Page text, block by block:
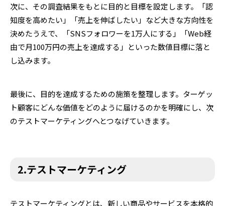
次に、その調査結果をもとに目的と目標を設定します。「認
知度を高めたい」「売上を伸ばしたい」など大きな方向性を
決めたうえで、「SNSフォロワーを1万人にする」「Web経
由で月100万円の売上を達成する」といった数値目標に落と
し込みます。
最後に、目的を達成するための施策を整理します。ターゲッ
ト顧客にどんな価値をどのように届けるのかを明確にし、次
のテストマーケティングへとつなげていきます。
2.テストマーケティング
テストマーケティングとは、新しい商品やサービスを本格的